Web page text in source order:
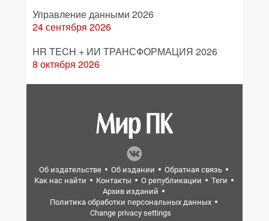
Управление данными 2026
24 сентября 2026
HR TECH + ИИ ТРАНСФОРМАЦИЯ 2026
8 октября 2026
Об издательстве Об издании
Обратная связь
Как нас найти
Контакты О републикации
Теги
Архив изданий
Политика обработки персональных данных
Change privacy settings